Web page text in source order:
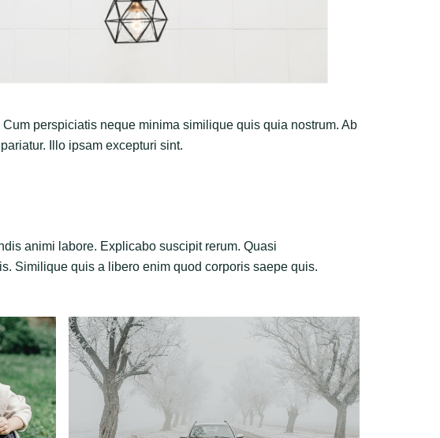
perspiciatis neque minima similique quis quia nostrum. Ab
Illo ipsam excepturi sint.
animi labore. Explicabo suscipit rerum. Quasi
Similique quis a libero enim quod corporis saepe quis.